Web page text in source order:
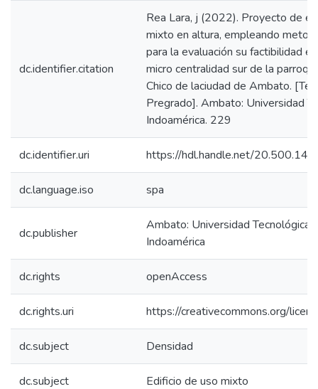
dc.identifier.citation
Rea Lara, j (2022). Proyecto de
mixto en altura, empleando
para la evaluación su factibilidad
micro centralidad sur de la
Chico de laciudad de Ambato.
Pregrado]. Ambato: Universidad
Indoamérica. 229
dc.identifier.uri https://hdl.handle.net/
dc.language.iso spa
dc.publisher
Ambato: Universidad Tecnológica
Indoamérica
dc.rights openAccess
dc.rights.uri https://creativecommons.org/
dc.subject Densidad
dc.subject Edificio de uso mixto